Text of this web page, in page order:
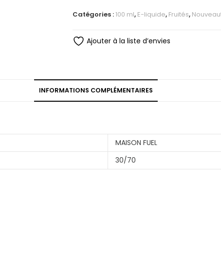
Catégories :100 ml, E-liquide, Fruités,
Ajouter à la liste d’envies
INFORMATIONS COMPLÉMENTAIRES
MAISON FUEL
30/70